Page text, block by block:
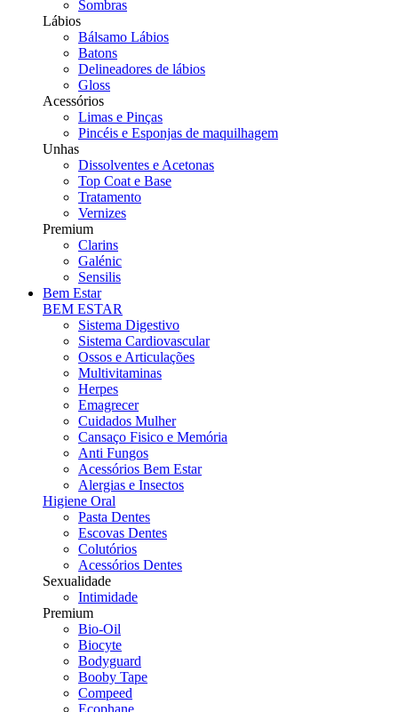
Sombras
Lábios
Bálsamo Lábios
Batons
Delineadores de lábios
Gloss
Acessórios
Limas e Pinças
Pincéis e Esponjas de maquilhagem
Unhas
Dissolventes e Acetonas
Top Coat e Base
Tratamento
Vernizes
Premium
Clarins
Galénic
Sensilis
Bem Estar
BEM ESTAR
Sistema Digestivo
Sistema Cardiovascular
Ossos e Articulações
Multivitaminas
Herpes
Emagrecer
Cuidados Mulher
Cansaço Fisico e Memória
Anti Fungos
Acessórios Bem Estar
Alergias e Insectos
Higiene Oral
Pasta Dentes
Escovas Dentes
Colutórios
Acessórios Dentes
Sexualidade
Intimidade
Premium
Bio-Oil
Biocyte
Bodyguard
Booby Tape
Compeed
Ecophane